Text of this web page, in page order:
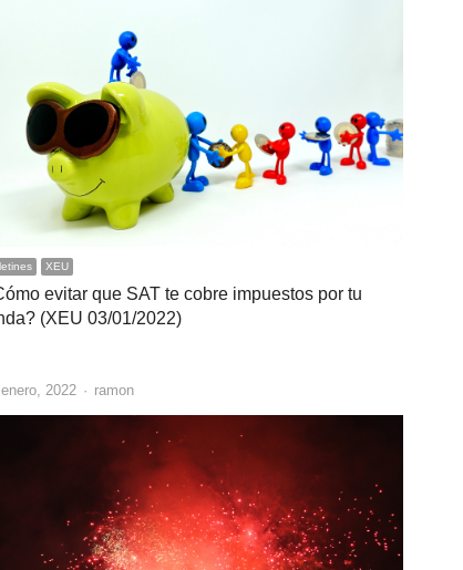
XEU
evitar que SAT te cobre impuestos por tu
(XEU 03/01/2022)
2022 Author
ramon